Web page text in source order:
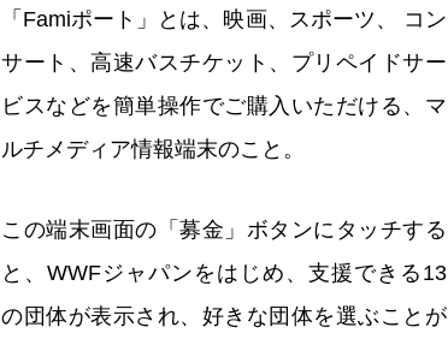
「Famiポート」とは、映画、スポーツ、 コン
サート、高速バスチケット、プリペイドサー
ビスなどを簡単操作でご購入いただける、マ
ルチメディア情報端末のこと。
この端末画面の「募金」ボタンにタッチする
と、WWFジャパンをはじめ、支援できる13
の団体が表示され、好きな団体を選ぶことが